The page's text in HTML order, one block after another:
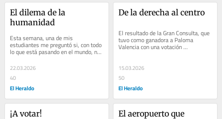
El dilema de la
humanidad
Esta semana, una de mis
estudiantes me preguntó si, con todo
lo que está pasando en el mundo, no
sería mejor concentrarnos en
nosotros mismos y...
22.03.2026
40
El Heraldo
De la derecha al centro
El resultado de la Gran Consulta, que
tuvo como ganadora a Paloma
Valencia con una votación
15.03.2026
50
El Heraldo
¡A votar!
El aeropuerto que